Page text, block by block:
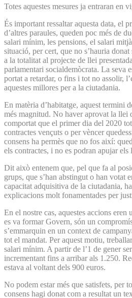
Totes aquestes mesures ja entraran en
És important ressaltar aquesta data, el
d’altres paraules, queden poc més de
salari mínim, les pensions, el salari
situació, per cert, que no s’hauria donat
a la totalitat al projecte de llei
parlamentari socialdemòcrata. La seva
portat a retardar, o fins i tot no assolir,
aquestes millores per a la ciutadania.
En matèria d’habitatge, aquest termini
més magnitud. No haver aprovat la llei
comportat que el primer dia del 2020
contractes vençuts o per vèncer
consens ha permès que no fos així:
els contractes, i no es podran apujar
Dit això entenem que, pel que fa al
grups, que s’han abstingut o han votat
capacitat adquisitiva de la ciutadania,
explicacions molt fonamentades per
En el nostre cas, aquestes accions
es va formar Govern, són un
s’emmarquin en un context de
tot el mandat. Per aquest motiu,
salari mínim. A partir de l’1 de gener
incrementant fins a arribar als 1.250.
estava al voltant dels 900 euros.
No podem estar més que satisfets, per
consens hagi donat com a resultat un